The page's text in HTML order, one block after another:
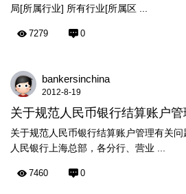
局[所属行业] 所有行业[所属区 ...
7279 0
bankersinchina
2012-8-19
关于规范人民币银行结算账户
关于规范人民币银行结算账户管理有关
人民银行上海总部，各分行、营业 ...
7460 0